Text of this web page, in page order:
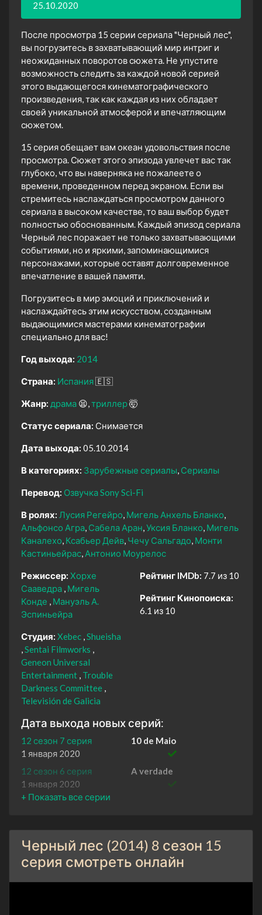
25.10.2020
После просмотра 15 серии сериала "Черный лес",
вы погрузитесь в захватывающий мир интриг и
неожиданных поворотов сюжета. Не упустите
возможность следить за каждой новой серией
этого выдающегося кинематографического
произведения, так как каждая из них обладает
своей уникальной атмосферой и впечатляющим
сюжетом.
15 серия обещает вам океан удовольствия после
просмотра. Сюжет этого эпизода увлечет вас так
глубоко, что вы наверняка не пожалеете о
времени, проведенном перед экраном. Если вы
стремитесь наслаждаться просмотром данного
сериала в высоком качестве, то ваш выбор будет
полностью обоснованным. Каждый эпизод сериала
Черный лес поражает не только захватывающими
событиями, но и яркими, запоминающимися
персонажами, которые оставят долговременное
впечатление в вашей памяти.
Погрузитесь в мир эмоций и приключений и
наслаждайтесь этим искусством, созданным
выдающимися мастерами кинематографии
специально для вас!
Год выхода: 2014
Страна: Испания🇪🇸
Жанр: драма 😫 триллер🤯
Статус сериала: Снимается
Дата выхода: 05.10.2014
В категориях: Зарубежные сериалы Сериалы
Перевод: Озвучка Sony Sci-Fi
В ролях: Лусия Регейро Мигель Анхель Бланко
Альфонсо Агра Сабела Аран Уксия Бланко Мигель
Каналехо Ксабьер Дейв Чечу Сальгадо Монти
Кастиньейрас Антонио Моурелос
Режиссер: Хорхе
Сааведра Мигель
Конде
Мануэль А.
Эспиньейра
Студия: Xebec Shueisha
Sentai Filmworks
Geneon Universal
Entertainment Trouble
Darkness Committee
Televisión de Galicia
Рейтинг IMDb: 7.7 из 10
Рейтинг Кинопоиска:
6.1 из 10
Дата выхода новых серий:
12 сезон 7 серия
10 de Maio
1 января 2020
12 сезон 6 серия
A verdade
1 января 2020
12 сезон 5 серия
12 сезон 4 серия
Inimigos reais, amigos
imaxinarios
1 января 2020
Черный лес (2014) 8 сезон 15
серия смотреть онлайн